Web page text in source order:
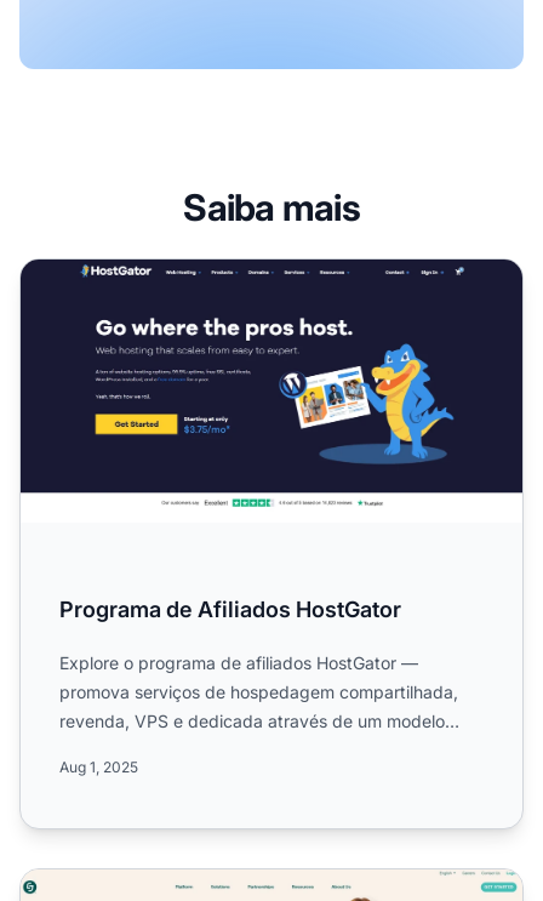
Saiba mais
Programa de Afiliados HostGator
Programa de Afiliados HostGator
Explore o programa de afiliados HostGator —
promova serviços de hospedagem compartilhada,
revenda, VPS e dedicada através de um modelo
Aug 1, 2025
Programa de Afiliados CJ Affiliate